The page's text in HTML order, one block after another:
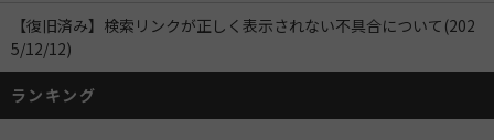
【復旧済み】検索リンクが正しく表示されない不具合について(202
5/12/12)
ランキング